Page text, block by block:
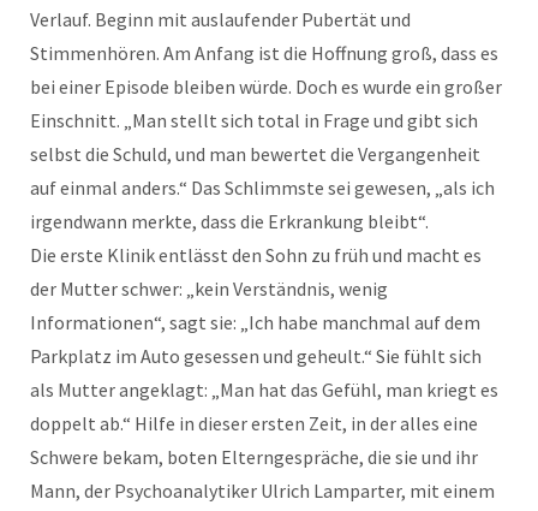
Verlauf. Beginn mit auslaufender Pubertät und
Stimmenhören. Am Anfang ist die Hoffnung groß, dass es
bei einer Episode bleiben würde. Doch es wurde ein großer
Einschnitt. „Man stellt sich total in Frage und gibt sich
selbst die Schuld, und man bewertet die Vergangenheit
auf einmal anders.“ Das Schlimmste sei gewesen, „als ich
irgendwann merkte, dass die Erkrankung bleibt“.
Die erste Klinik entlässt den Sohn zu früh und macht es
der Mutter schwer: „kein Verständnis, wenig
Informationen“, sagt sie: „Ich habe manchmal auf dem
Parkplatz im Auto gesessen und geheult.“ Sie fühlt sich
als Mutter angeklagt: „Man hat das Gefühl, man kriegt es
doppelt ab.“ Hilfe in dieser ersten Zeit, in der alles eine
Schwere bekam, boten Elterngespräche, die sie und ihr
Mann, der Psychoanalytiker Ulrich Lamparter, mit einem